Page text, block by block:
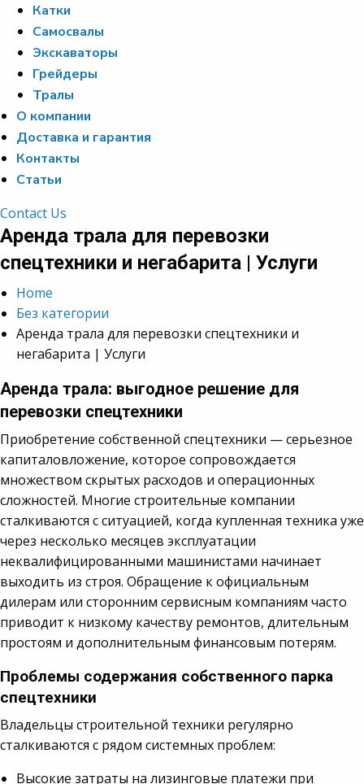
Катки
Самосвалы
Экскаваторы
Грейдеры
Тралы
О компании
Доставка и гарантия
Контакты
Статьи
Contact Us
Аренда трала для перевозки
спецтехники и негабарита | Услуги
Home
Без категории
Аренда трала для перевозки спецтехники и
негабарита | Услуги
Аренда трала: выгодное решение для
перевозки спецтехники
Приобретение собственной спецтехники — серьезное
капиталовложение, которое сопровождается
множеством скрытых расходов и операционных
сложностей. Многие строительные компании
сталкиваются с ситуацией, когда купленная техника уже
через несколько месяцев эксплуатации
неквалифицированными машинистами начинает
выходить из строя. Обращение к официальным
дилерам или сторонним сервисным компаниям часто
приводит к низкому качеству ремонтов, длительным
простоям и дополнительным финансовым потерям.
Проблемы содержания собственного парка
спецтехники
Владельцы строительной техники регулярно
сталкиваются с рядом системных проблем:
Высокие затраты на лизинговые платежи при